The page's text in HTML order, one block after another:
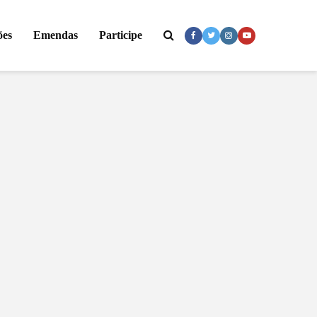
Emendas Participe